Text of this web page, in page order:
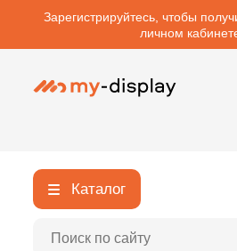
Зарегистрируйтесь, чтобы
личном
Каталог